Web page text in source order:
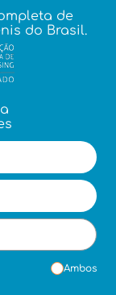
de
do Brasil.
Ambos